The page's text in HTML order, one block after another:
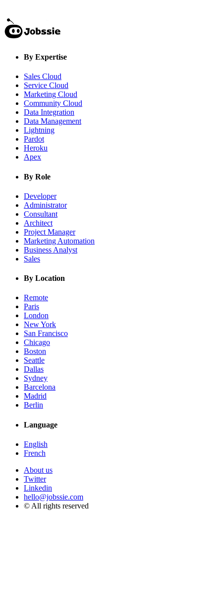
By Expertise
Sales Cloud
Service Cloud
Marketing Cloud
Community Cloud
Data Integration
Data Management
Lightning
Pardot
Heroku
Apex
By Role
Developer
Administrator
Consultant
Architect
Project Manager
Marketing Automation
Business Analyst
Sales
By Location
Remote
Paris
London
New York
San Francisco
Chicago
Boston
Seattle
Dallas
Sydney
Barcelona
Madrid
Berlin
Language
English
French
About us
Twitter
Linkedin
hello@jobssie.com
© All rights reserved